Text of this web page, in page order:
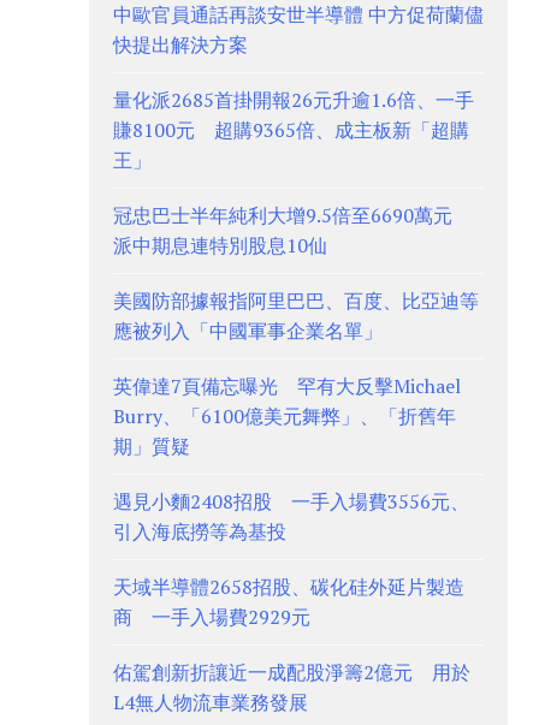
中歐官員通話再談安世半導體 中方促荷蘭儘
快提出解決方案
量化派2685首掛開報26元升逾1.6倍、一手
賺8100元 超購9365倍、成主板新「超購
王」
冠忠巴士半年純利大增9.5倍至6690萬元
派中期息連特別股息10仙
美國防部據報指阿里巴巴、百度、比亞迪等
應被列入「中國軍事企業名單」
英偉達7頁備忘曝光 罕有大反擊Michael
Burry、「6100億美元舞弊」、「折舊年
期」質疑
遇見小麵2408招股 一手入場費3556元、
引入海底撈等為基投
天域半導體2658招股、碳化硅外延片製造
商 一手入場費2929元
佑駕創新折讓近一成配股淨籌2億元 用於
L4無人物流車業務發展